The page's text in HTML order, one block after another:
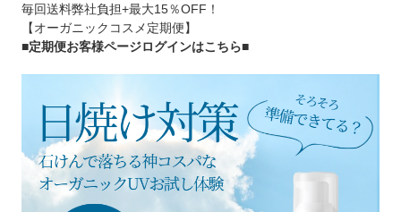
毎回送料弊社負担+最大15％OFF！
【オーガニックコスメ定期便】
■定期便お客様ページログインはこちら■